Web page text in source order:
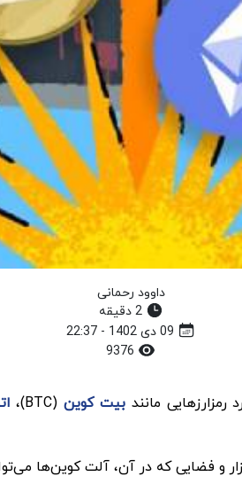
داوود رحمانی
2 دقیقه
مانند بیت کوین(BTC)،
و فضایی که در آن، آلت‌ کوین‌ها